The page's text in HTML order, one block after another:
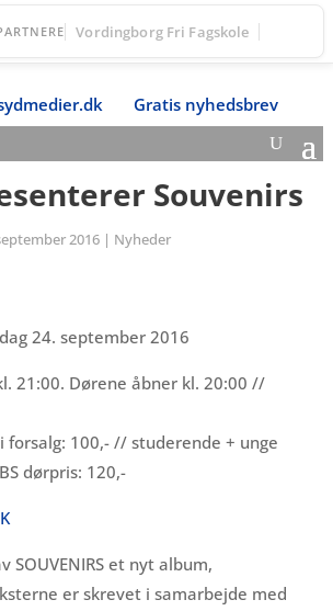
Vordingborg Fri Fagskole
Gratis nyhedsbrev
Souvenirs
2016| Nyheder
24. september 2016
21:00. Dørene åbner kl. 20:00 //
100,- // studerende + unge
dørpris: 120,-
SOUVENIRS et nyt album,
er skrevet i samarbejde med